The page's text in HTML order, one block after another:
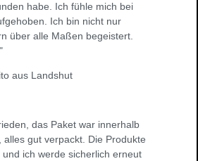
habe. Ich fühle mich bei
Ich bin nicht nur
über alle Maßen begeistert.
aus Landshut
das Paket war innerhalb
alles gut verpackt. Die Produkte
ich werde sicherlich erneut